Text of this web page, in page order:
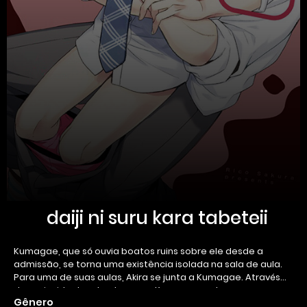
daiji ni suru kara tabeteii
Kumagae, que só ouvia boatos ruins sobre ele desde a
admissão, se torna uma existência isolada na sala de aula.
Para uma de suas aulas, Akira se junta a Kumagae. Através
desse incidente, algo toca em Kumagae e ele se apega a
Akira.Tudo o que Akira diz, ele faz. Aonde quer que Akira vá, ele
Gênero